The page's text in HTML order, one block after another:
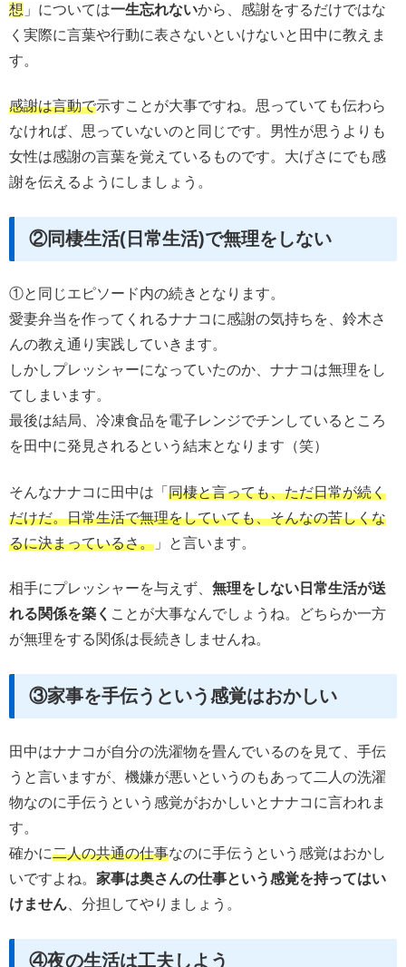
想 」については一生忘れないから、感謝をするだけではな
く実際に言葉や行動に表さないといけないと田中に教えま
す。
感謝は言動で示すことが大事ですね。思っていても伝わら
なければ、思っていないのと同じです。男性が思うよりも
女性は感謝の言葉を覚えているものです。大げさにでも感
謝を伝えるようにしましょう。
②同棲生活(日常生活)で無理をしない
①と同じエピソード内の続きとなります。
愛妻弁当を作ってくれるナナコに感謝の気持ちを、鈴木さ
んの教え通り実践していきます。
しかしプレッシャーになっていたのか、ナナコは無理をし
てしまいます。
最後は結局、冷凍食品を電子レンジでチンしているところ
を田中に発見されるという結末となります（笑）
そんなナナコに田中は「 同棲と言っても、ただ日常が続く
だけだ。日常生活で無理をしていても、そんなの苦しくな
るに決まっているさ。 」と言います。
相手にプレッシャーを与えず、 無理をしない日常生活が送
れる関係を築く ことが大事なんでしょうね。どちらか一方
が無理をする関係は長続きしませんね。
③家事を手伝うという感覚はおかしい
田中はナナコが自分の洗濯物を畳んでいるのを見て、手伝
うと言いますが、機嫌が悪いというのもあって二人の洗濯
物なのに手伝うという感覚がおかしいとナナコに言われま
す。
確かに二人の共通の仕事なのに手伝うという感覚はおかし
いですよね。 家事は奥さんの仕事という感覚を持ってはい
けません 、分担してやりましょう。
④夜の生活は工夫しよう